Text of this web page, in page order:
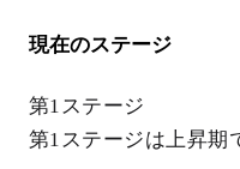
現在のステージ
第1ステージ
第1ステージは上昇期